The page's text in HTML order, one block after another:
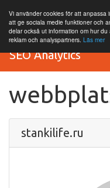
Vi använder cookies för att anpassa
att ge sociala medie funktioner och
delar också ut information om hur
reklam och analyspartners. Läs mer
SEO Analytics
stankilife.ru